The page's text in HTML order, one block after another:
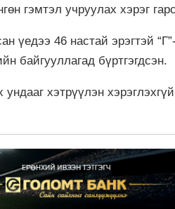
гэмтэл учруулах хэрэг
үедээ 46 настай эрэгтэй
байгууллагад бүртгэгдсэн.
хэтрүүлэн